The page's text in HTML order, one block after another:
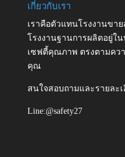
เกี่ยวกับเรา
เราคือตัวแทนโรงงานขาย
โรงงานฐานการผลิตอยู่ใ
เซฟตี้คุณภาพ ตรงตามคว
คุณ
สนใจสอบถามและรายละเ
Line:@safety27